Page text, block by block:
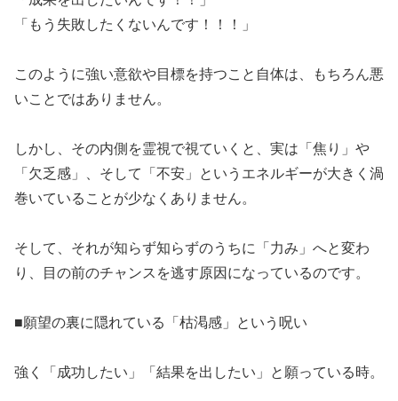
​「もう失敗したくないんです！！！」
​このように強い意欲や目標を持つこと自体は、もちろん悪
いことではありません。
​しかし、その内側を霊視で視ていくと、実は「焦り」や
「欠乏感」、そして「不安」というエネルギーが大きく渦
巻いていることが少なくありません。
​そして、それが知らず知らずのうちに「力み」へと変わ
り、目の前のチャンスを逃す原因になっているのです。
​■願望の裏に隠れている「枯渇感」という呪い
​強く「成功したい」「結果を出したい」と願っている時。